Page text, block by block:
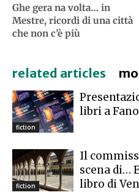
Ghe gera na volta… in
Mestre, ricordi di una città
che non c’è più
related articles
fiction
libri a
fiction
Il
scena di…
libro di